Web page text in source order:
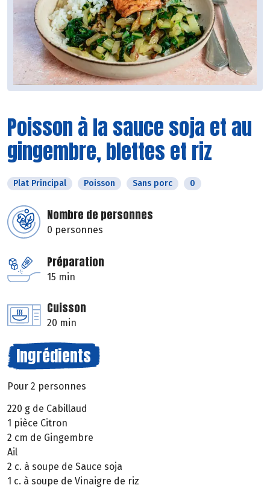
Poisson à la sauce soja et au
gingembre, blettes et riz
Plat Principal Poisson Sans porc 0
Nombre de personnes
0 personnes
Préparation
15 min
Cuisson
20 min
Ingrédients
Pour 2 personnes
220 g de Cabillaud
1 pièce Citron
2 cm de Gingembre
Ail
2 c. à soupe de Sauce soja
1 c. à soupe de Vinaigre de riz